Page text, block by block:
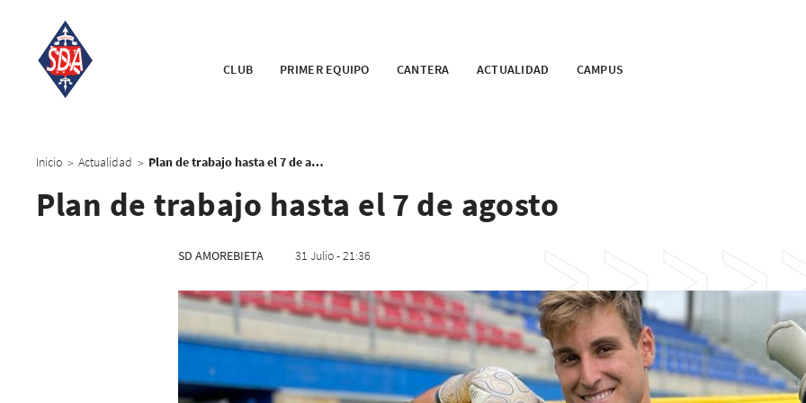
CLUB PRIMER EQUIPO CANTERA ACTUALIDAD CAMPUS
Inicio > Actualidad > Plan de trabajo hasta el 7 de agosto
Plan de trabajo hasta el 7 de agosto
SD AMOREBIETA 31 Julio - 21:36